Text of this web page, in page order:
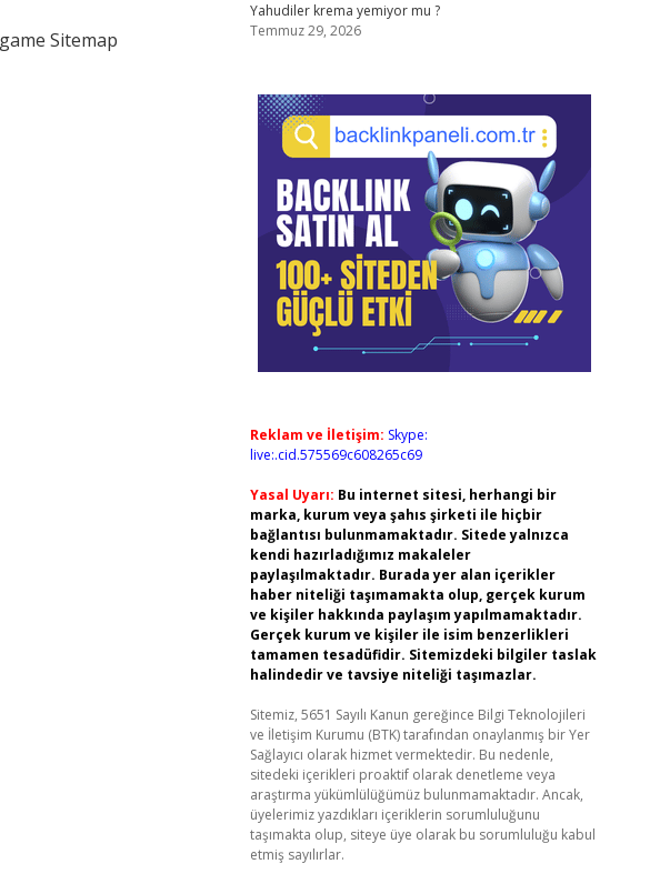
Sitemap
Yahudiler krema yemiyor mu ?
Temmuz 29, 2026
Reklam ve İletişim: Skype:
live:.cid.575569c608265c69
Yasal Uyarı: Bu internet sitesi, herhangi bir
marka, kurum veya şahıs şirketi ile hiçbir
bağlantısı bulunmamaktadır. Sitede yalnızca
kendi hazırladığımız makaleler
paylaşılmaktadır. Burada yer alan içerikler
haber niteliği taşımamakta olup, gerçek kurum
ve kişiler hakkında paylaşım yapılmamaktadır.
Gerçek kurum ve kişiler ile isim benzerlikleri
tamamen tesadüfidir. Sitemizdeki bilgiler taslak
halindedir ve tavsiye niteliği taşımazlar.
Sitemiz, 5651 Sayılı Kanun gereğince Bilgi Teknolojileri
ve İletişim Kurumu (BTK) tarafından onaylanmış bir Yer
Sağlayıcı olarak hizmet vermektedir. Bu nedenle,
sitedeki içerikleri proaktif olarak denetleme veya
araştırma yükümlülüğümüz bulunmamaktadır. Ancak,
üyelerimiz yazdıkları içeriklerin sorumluluğunu
taşımakta olup, siteye üye olarak bu sorumluluğu kabul
etmiş sayılırlar.